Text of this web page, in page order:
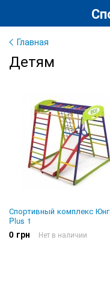
Главная
Детям
Спортивный комплекс
Plus 1
0 грн Нет в наличии